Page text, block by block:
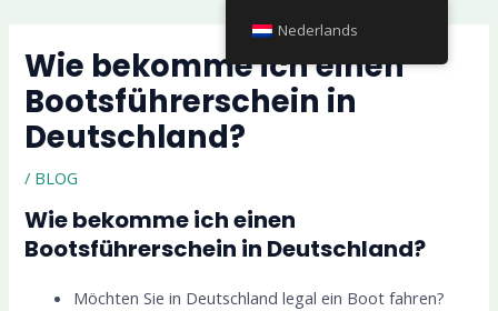
inhoud
Wie bekomme ich einen
Bootsführerschein in
Deutschland?
/ BLOG
Wie bekomme ich einen
Bootsführerschein in Deutschland?
Möchten Sie in Deutschland legal ein Boot fahren?
Nederlands